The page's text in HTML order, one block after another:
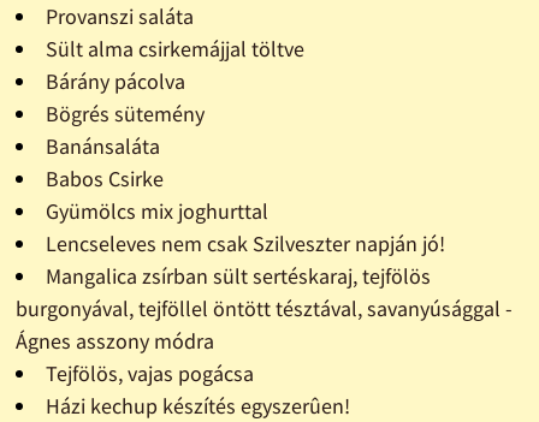
Provanszi saláta
Sült alma csirkemájjal töltve
Bárány pácolva
Bögrés sütemény
Banánsaláta
Babos Csirke
Gyümölcs mix joghurttal
Lencseleves nem csak Szilveszter napján jó!
Mangalica zsírban sült sertéskaraj, tejfölös
burgonyával, tejföllel öntött tésztával, savanyúsággal -
Ágnes asszony módra
Tejfölös, vajas pogácsa
Házi kechup készítés egyszerûen!